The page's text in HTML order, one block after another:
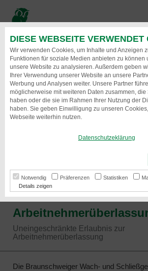
DIESE WEBSEITE VERWENDET
Wir verwenden Cookies, um Inhalte und Anzeigen
Funktionen für soziale Medien anbieten zu können
unsere Website zu analysieren. Außerdem geben
Ihrer Verwendung unserer Website an unsere
Werbung und Analysen weiter. Unsere Partner
möglicherweise mit weiteren Daten zusammen,
haben oder die sie im Rahmen Ihrer Nutzung der
haben. Sie geben Einwilligung zu unseren
Webseite weiterhin nutzen.
Datenschutzeklärung
Notwendig Präferenzen Statistiken
Details
zum
Inhalt
Arbeitnehmerüberlassung
Wir schließen
Uneingeschränkte Erlaubnis zur
Arbeitnehmerüberlassung
Die Braunschweiger Wach- und